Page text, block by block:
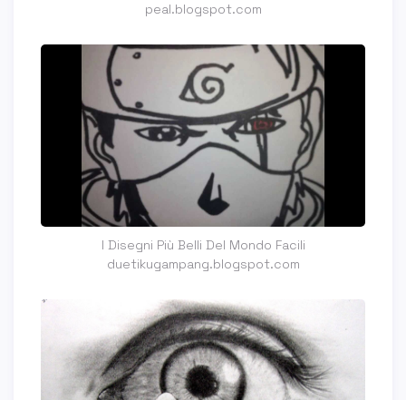
peal.blogspot.com
I Disegni Più Belli Del Mondo Facili
duetikugampang.blogspot.com